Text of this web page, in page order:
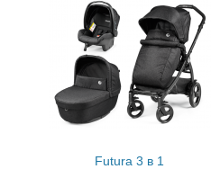
Futura 3 в 1